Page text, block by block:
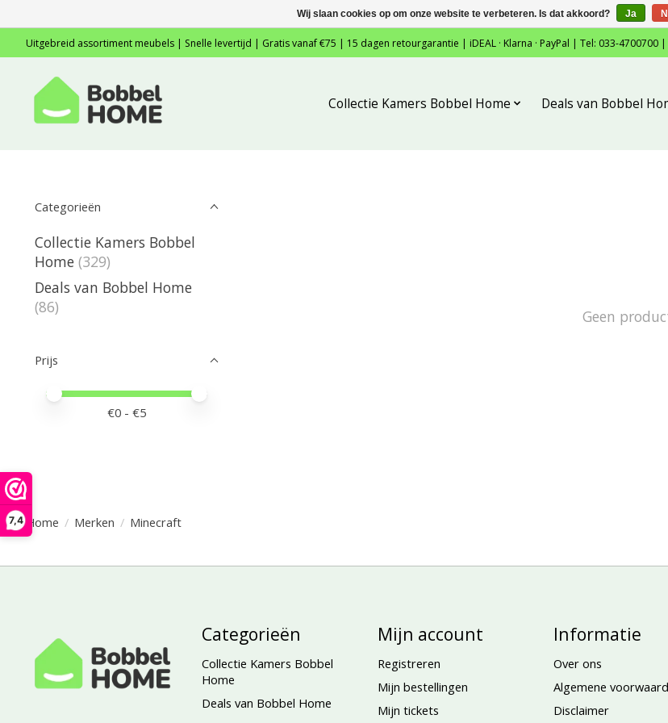
7,4
Uitgebreid assortiment meubels | Snelle levertijd | Gratis vanaf €75 | 15 dagen retourgarantie | iDEAL · Klarna · PayPal | Tel: 033-4700700 |
Collectie Kamers Bobbel Home Deals van Bobbel
Home / Merken / Minecraft
Categorieën
Collectie Kamers Bobbel
Home (329)
Deals van Bobbel Home
(86)
Prijs
Minimale prijswaarde
Price maximum value
€0 - €5
Geen
Categorieën
Collectie Kamers Bobbel
Home
Deals van Bobbel Home
Mijn account
Registreren
Mijn bestellingen
Mijn tickets
Informatie
Over ons
Algemene
Disclaimer
Wij slaan cookies op om onze website te verbeteren. Is dat akkoord? Ja